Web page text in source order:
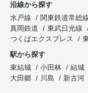
沿線から探す
水戸線
関東鉄道常総
真岡鉄道
東武日光線
つくばエクスプレス
駅から探す
東結城
小田林 結城
大田郷
川島 新古河